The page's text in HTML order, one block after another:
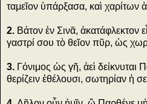
ταμεῖον ὑπάρξασα, καὶ
2. Βάτον ἐν Σινᾶ, ἀκατάφλεκτον
γαστρί σου τὸ θεῖον πῦρ, ὡς
3. Γόνιμος ὡς γῆ, ἀεὶ δείκνυται
θερίζειν ἐθέλουσι, σωτηρίαν ἡ